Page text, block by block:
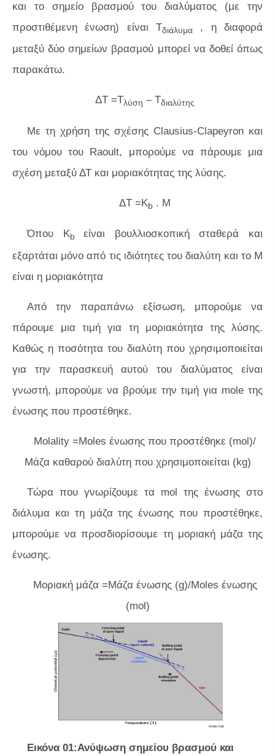
και το σημείο βρασμού του διαλύματος (με την
προστιθέμενη ένωση) είναι Τδιάλυμα , η διαφορά
μεταξύ δύο σημείων βρασμού μπορεί να δοθεί όπως
παρακάτω.
ΔT =Τλύση – Tδιαλύτης
Με τη χρήση της σχέσης Clausius-Clapeyron και
του νόμου του Raoult, μπορούμε να πάρουμε μια
σχέση μεταξύ ΔΤ και μοριακότητας της λύσης.
ΔT =Kb . M
Όπου Kbείναι βουλλιοσκοπική σταθερά και
εξαρτάται μόνο από τις ιδιότητες του διαλύτη και το M
είναι η μοριακότητα
Από την παραπάνω εξίσωση, μπορούμε να
πάρουμε μια τιμή για τη μοριακότητα της λύσης.
Καθώς η ποσότητα του διαλύτη που χρησιμοποιείται
για την παρασκευή αυτού του διαλύματος είναι
γνωστή, μπορούμε να βρούμε την τιμή για mole της
ένωσης που προστέθηκε.
Molality =Moles ένωσης που προστέθηκε (mol)/
Μάζα καθαρού διαλύτη που χρησιμοποιείται (kg)
Τώρα που γνωρίζουμε τα mol της ένωσης στο
διάλυμα και τη μάζα της ένωσης που προστέθηκε,
μπορούμε να προσδιορίσουμε τη μοριακή μάζα της
ένωσης.
Μοριακή μάζα =Μάζα ένωσης (g)/Moles ένωσης
(mol)
Εικόνα 01:Ανύψωση σημείου βρασμού και